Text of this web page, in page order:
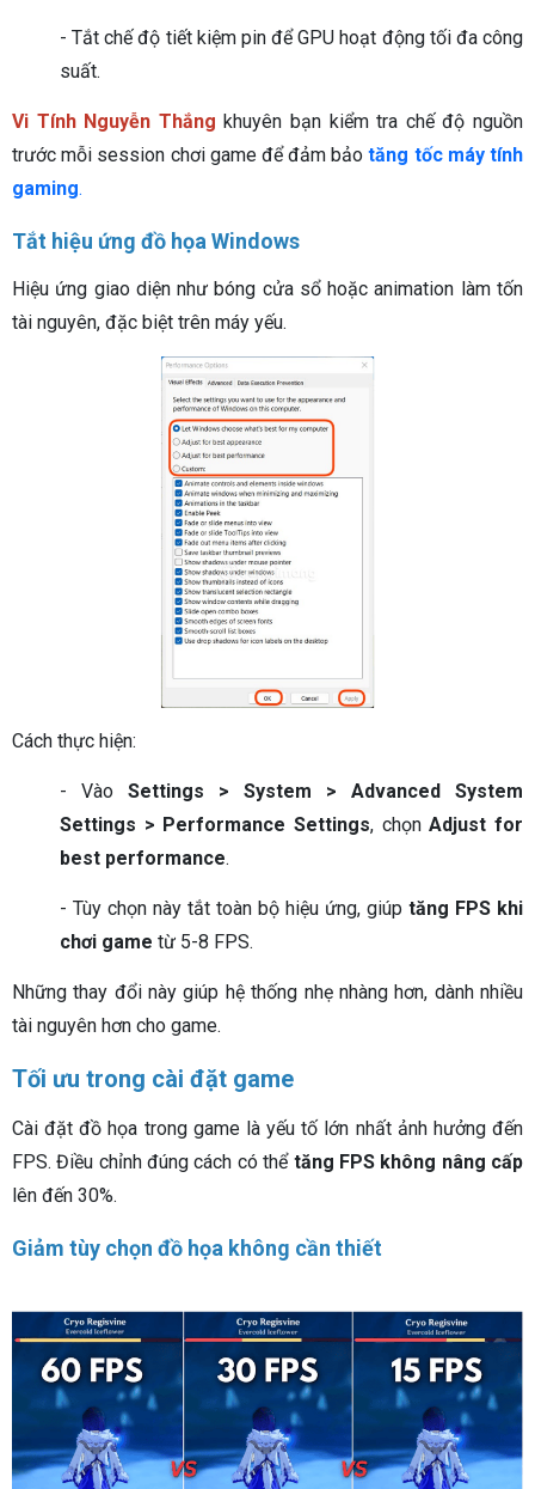
- Tắt chế độ tiết kiệm pin để GPU hoạt động tối đa công
suất.
Vi Tính Nguyễn Thắng khuyên bạn kiểm tra chế độ nguồn
trước mỗi session chơi game để đảm bảotăng tốc máy tính
gaming.
Tắt hiệu ứng đồ họa Windows
Hiệu ứng giao diện như bóng cửa sổ hoặc animation làm tốn
tài nguyên, đặc biệt trên máy yếu.
Cách thực hiện:
- Vào Settings > System > Advanced System
Settings > Performance Settings, chọnAdjust for
best performance.
- Tùy chọn này tắt toàn bộ hiệu ứng, giúp tăng FPS khi
chơi game từ 5-8 FPS.
Những thay đổi này giúp hệ thống nhẹ nhàng hơn, dành nhiều
tài nguyên hơn cho game.
Tối ưu trong cài đặt game
Cài đặt đồ họa trong game là yếu tố lớn nhất ảnh hưởng đến
FPS. Điều chỉnh đúng cách có thể tăng FPS không nâng cấp
lên đến 30%.
Giảm tùy chọn đồ họa không cần thiết